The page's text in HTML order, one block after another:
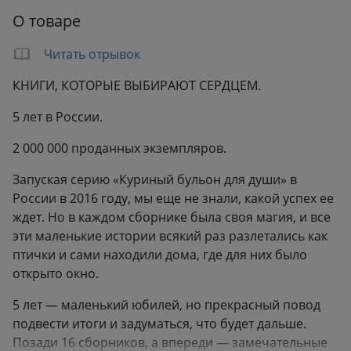
О товаре
Читать отрывок
КНИГИ, КОТОРЫЕ ВЫБИРАЮТ СЕРДЦЕМ.
5 лет в России.
2 000 000 проданных экземпляров.
Запуская серию «Куриный бульон для души» в
России в 2016 году, мы еще не знали, какой успех ее
ждет. Но в каждом сборнике была своя магия, и все
эти маленькие истории всякий раз разлетались как
птички и сами находили дома, где для них было
открыто окно.
5 лет — маленький юбилей, но прекрасный повод
подвести итоги и задуматься, что будет дальше.
Позади 16 сборников, а впереди — замечательные